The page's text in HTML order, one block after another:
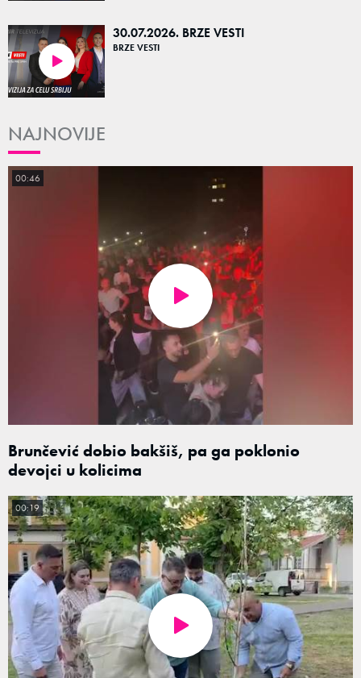
30.07.2026. BRZE VESTI
BRZE VESTI
NAJNOVIJE
Brunčević dobio bakšiš, pa ga poklonio
devojci u kolicima
00:46
00:19